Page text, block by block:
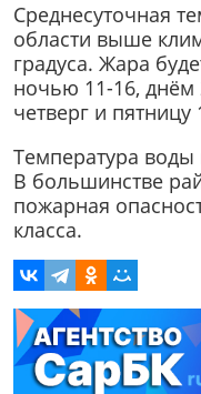
Среднесуточная
области выше
градуса. Жара
ночью 11-16, днём
четверг и пятницу
Температура воды
В большинстве
пожарная
класса.